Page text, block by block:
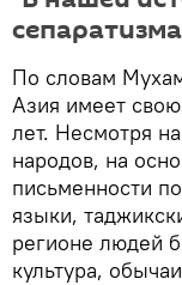
По словам
Азия имеет
лет. Несмотря
народов, на
письменности
языки,
регионе людей
культура,